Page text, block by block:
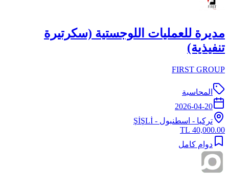
مديرة للعمليات اللوجستية (سكرتيرة
تنفيذية)
FIRST GROUP
المحاسبة
2026-04-20
تركيا - اسطنبول - ŞİŞLİ
40,000.00 TL
دوام كامل